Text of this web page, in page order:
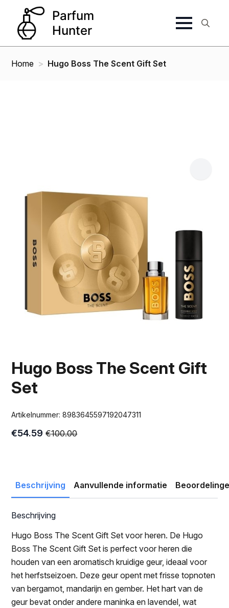
Home Hugo Boss The Scent Gift Set
Hugo Boss The Scent Gift
Set
Artikelnummer:8983645597192047311
€100.00
Oorspronkelijke
€54.59
Huidige
Beschrijving Aanvullende informatie
Beschrijving
Hugo Boss The Scent Gift Set voor heren. De Hugo
Boss The Scent Gift Set is perfect voor heren die
houden van een aromatisch kruidige geur, ideaal voor
het herfstseizoen. Deze geur opent met frisse topnoten
van bergamot, mandarijn en gember. Het hart van de
geur bevat onder andere maninka en lavendel, wat